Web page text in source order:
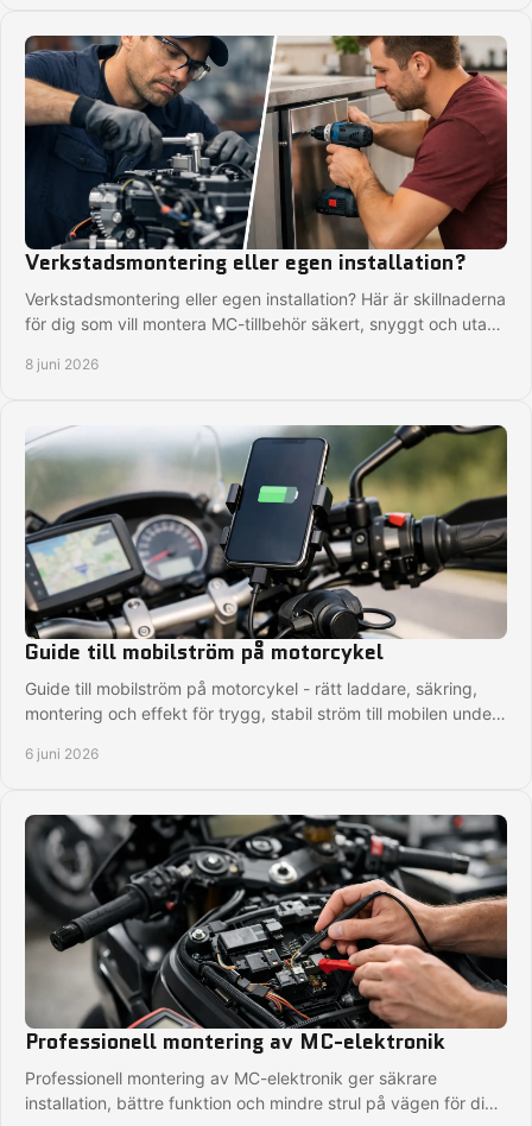
Verkstadsmontering eller egen installation?
Verkstadsmontering eller egen installation? Här är skillnaderna
för dig som vill montera MC-tillbehör säkert, snyggt och utan
8 juni 2026
Guide till mobilström på motorcykel
Guide till mobilström på motorcykel - rätt laddare, säkring,
montering och effekt för trygg, stabil ström till mobilen under
6 juni 2026
Professionell montering av MC-elektronik
Professionell montering av MC-elektronik ger säkrare
installation, bättre funktion och mindre strul på vägen för dig